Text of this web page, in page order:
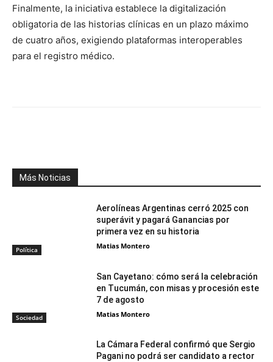
Finalmente, la iniciativa establece la digitalización
obligatoria de las historias clínicas en un plazo máximo
de cuatro años, exigiendo plataformas interoperables
para el registro médico.
Más Noticias
Política
Aerolíneas Argentinas cerró 2025 con
superávit y pagará Ganancias por
primera vez en su historia
Matias Montero
Sociedad
San Cayetano: cómo será la celebración
en Tucumán, con misas y procesión este
7 de agosto
Matias Montero
La Cámara Federal confirmó que Sergio
Pagani no podrá ser candidato a rector